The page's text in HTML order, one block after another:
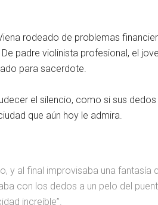
rodeado de problemas
De padre violinista profesional, el
para sacerdote.
el silencio, como si sus
que aún hoy le admira.
y al final improvisaba una
con los dedos a un pelo del
increíble”.